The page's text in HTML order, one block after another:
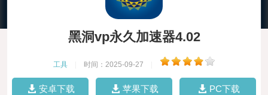
黑洞vp永久加速器4.02
工具 时间：2025-09-27
安卓下载 苹果下载 PC下载